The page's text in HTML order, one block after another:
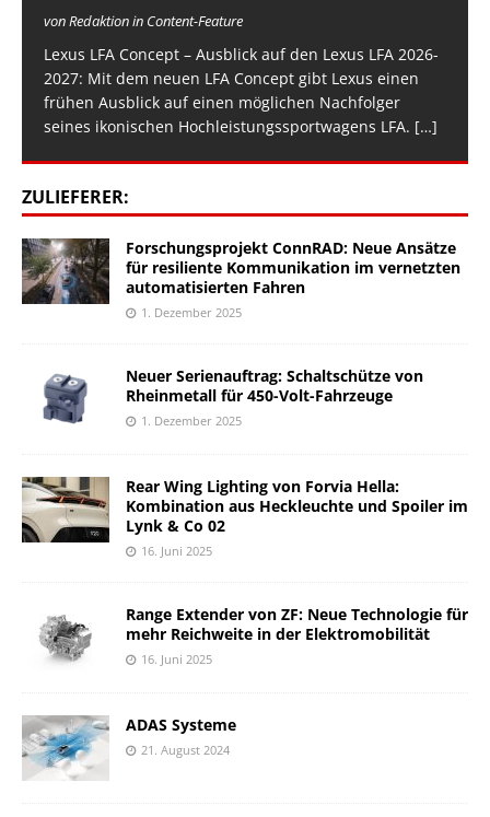
von Redaktion in Content-Feature
Lexus LFA Concept – Ausblick auf den Lexus LFA 2026-
2027: Mit dem neuen LFA Concept gibt Lexus einen
frühen Ausblick auf einen möglichen Nachfolger
seines ikonischen Hochleistungssportwagens LFA. […]
ZULIEFERER:
Forschungsprojekt ConnRAD: Neue Ansätze
für resiliente Kommunikation im vernetzten
automatisierten Fahren
1. Dezember 2025
Neuer Serienauftrag: Schaltschütze von
Rheinmetall für 450-Volt-Fahrzeuge
1. Dezember 2025
Rear Wing Lighting von Forvia Hella:
Kombination aus Heckleuchte und Spoiler im
Lynk & Co 02
16. Juni 2025
Range Extender von ZF: Neue Technologie für
mehr Reichweite in der Elektromobilität
16. Juni 2025
ADAS Systeme
21. August 2024